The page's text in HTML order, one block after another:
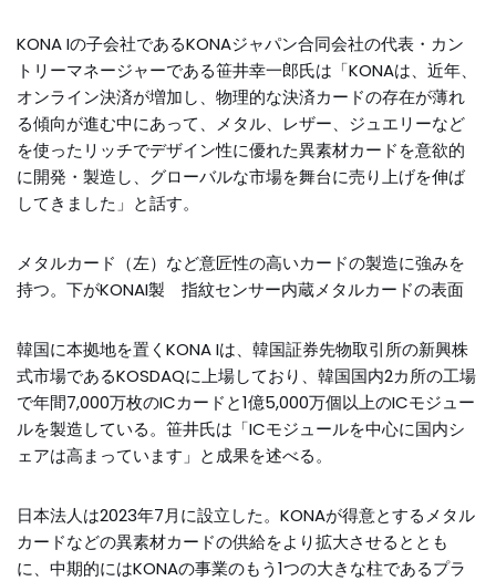
KONA Iの子会社であるKONAジャパン合同会社の代表・カン
トリーマネージャーである笹井幸一郎氏は「KONAは、近年、
オンライン決済が増加し、物理的な決済カードの存在が薄れ
る傾向が進む中にあって、メタル、レザー、ジュエリーなど
を使ったリッチでデザイン性に優れた異素材カードを意欲的
に開発・製造し、グローバルな市場を舞台に売り上げを伸ば
してきました」と話す。
メタルカード（左）など意匠性の高いカードの製造に強みを
持つ。下がKONAI製 指紋センサー内蔵メタルカードの表面
韓国に本拠地を置くKONA Iは、韓国証券先物取引所の新興株
式市場であるKOSDAQに上場しており、韓国国内2カ所の工場
で年間7,000万枚のICカードと1億5,000万個以上のICモジュー
ルを製造している。笹井氏は「ICモジュールを中心に国内シ
ェアは高まっています」と成果を述べる。
日本法人は2023年7月に設立した。KONAが得意とするメタル
カードなどの異素材カードの供給をより拡大させるととも
に、中期的にはKONAの事業のもう1つの大きな柱であるプラ